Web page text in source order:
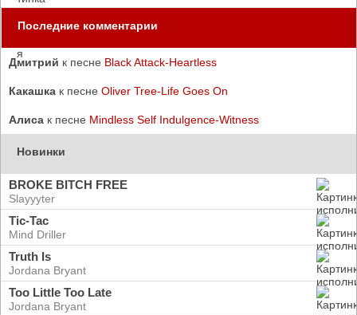
Последние комментарии
Дмитрий к песне Black Attack-Heartless
Какашка к песне Oliver Tree-Life Goes On
Алиса к песне Mindless Self Indulgence-Witness
Новинки
BROKE BITCH FREE
Slayyyter
Tic-Tac
Mind Driller
Truth Is
Jordana Bryant
Too Little Too Late
Jordana Bryant